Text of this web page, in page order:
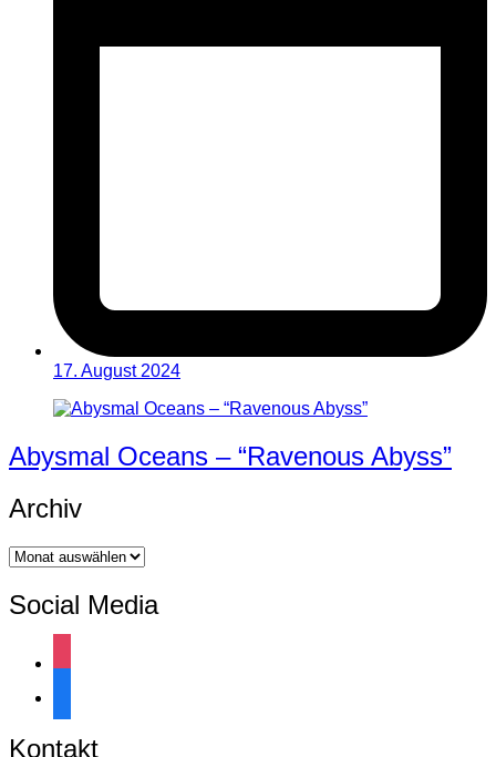
17. August 2024
Abysmal Oceans – “Ravenous Abyss”
Archiv
Archiv
Social Media
Kontakt